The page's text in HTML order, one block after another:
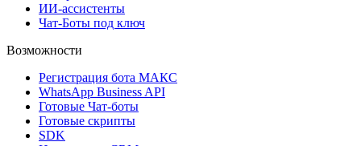
ИИ-ассистенты
Чат-Боты под ключ
Возможности
Регистрация бота MAКС
WhatsApp Business API
Готовые Чат-боты
Готовые скрипты
SDK